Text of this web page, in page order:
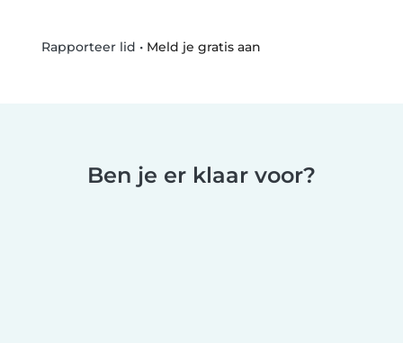
Rapporteer lid • Meld je gratis aan
Ben je er klaar voor?